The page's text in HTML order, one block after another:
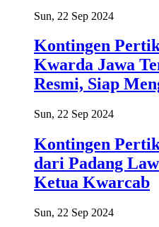
Sun, 22 Sep 2024
Kontingen
Kwarda Jawa
Resmi, Siap
Sun, 22 Sep 2024
Kontingen
dari Padang
Ketua Kwarcab
Sun, 22 Sep 2024